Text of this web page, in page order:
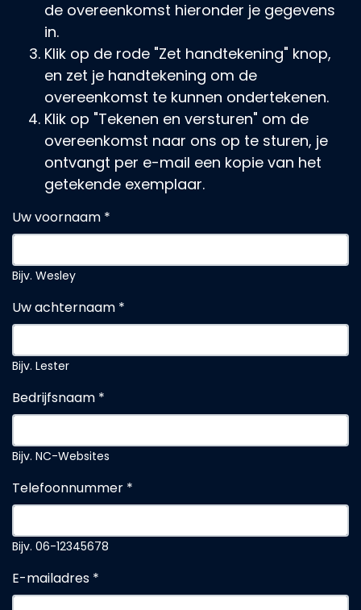
de overeenkomst hieronder je gegevens
in.
Klik op de rode "Zet handtekening" knop,
en zet je handtekening om de
overeenkomst te kunnen ondertekenen.
Klik op "Tekenen en versturen" om de
overeenkomst naar ons op te sturen, je
ontvangt per e-mail een kopie van het
getekende exemplaar.
Uw voornaam *
Bijv. Wesley
Uw achternaam *
Bijv. Lester
Bedrijfsnaam *
Bijv. NC-Websites
Telefoonnummer *
Bijv. 06-12345678
E-mailadres *